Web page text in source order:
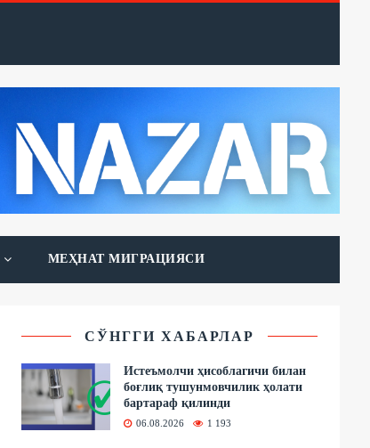
МЕҲНАТ МИГРАЦИЯСИ
СЎНГГИ ХАБАРЛАР
Истеъмолчи ҳисоблагичи билан
боғлиқ тушунмовчилик ҳолати
бартараф қилинди
06.08.2026 1 193